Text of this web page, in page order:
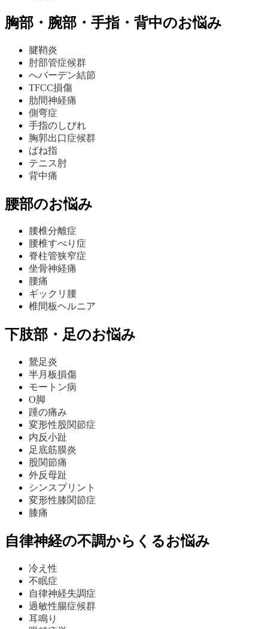
胸部・腕部・手指・背中のお悩み
腱鞘炎
肘部管症候群
へバーデン結節
TFCC損傷
肋間神経痛
側弯症
手指のしびれ
胸郭出口症候群
ばね指
テニス肘
背中痛
腰部のお悩み
腰椎分離症
腰椎すべり症
脊柱管狭窄症
坐骨神経痛
腰痛
ギックリ腰
椎間板ヘルニア
下肢部・足のお悩み
鵞足炎
半月板損傷
モートン病
O脚
踵の痛み
変形性股関節症
内反小趾
足底筋膜炎
股関節痛
外反母趾
シンスプリント
変形性膝関節症
膝痛
自律神経の不調からくるお悩み
冷え性
不眠症
自律神経失調症
過敏性腸症候群
耳鳴り